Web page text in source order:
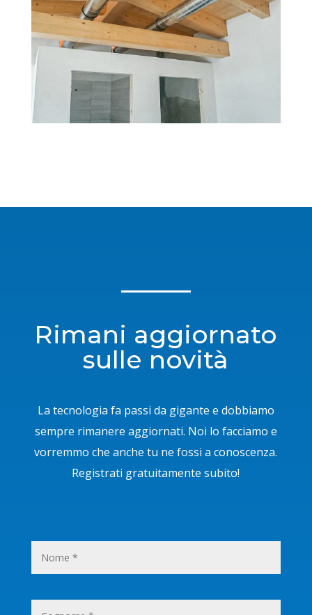
Rimani aggiornato
sulle novità
La tecnologia fa passi da gigante e dobbiamo
sempre rimanere aggiornati. Noi lo facciamo e
vorremmo che anche tu ne fossi a conoscenza.
Registrati gratuitamente subito!